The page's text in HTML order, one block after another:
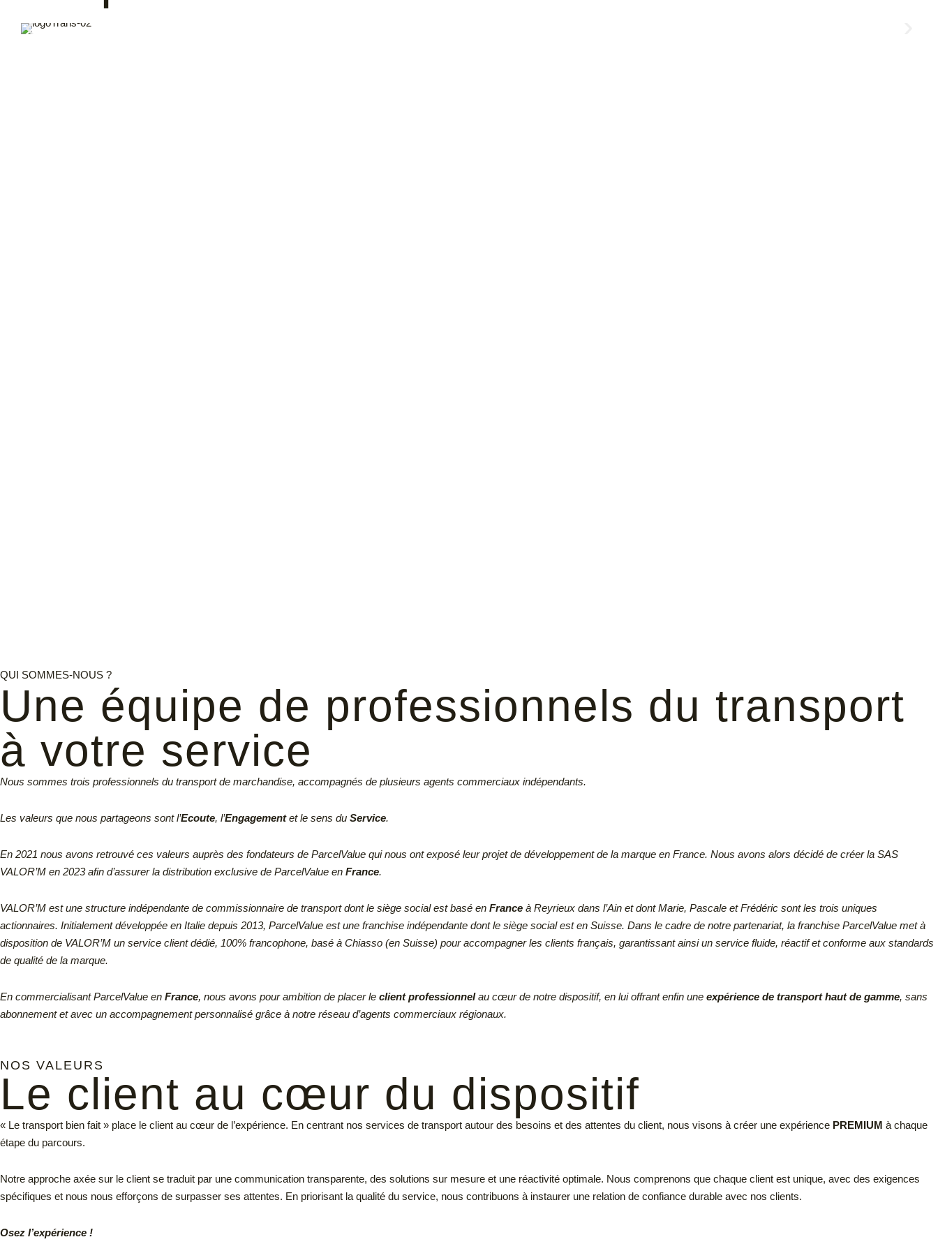
QUI SOMMES-NOUS ?
Une équipe de professionnels du transport
à votre service
Nous sommes trois professionnels du transport de marchandise, accompagnés de plusieurs agents commerciaux indépendants.
Les valeurs que nous partageons sont l’Ecoute, l’Engagementet le sens du Service.
En 2021 nous avons retrouvé ces valeurs auprès des fondateurs de ParcelValue qui nous ont exposé leur projet de développement de la marque en France. Nous avons alors décidé de créer la SAS
VALOR’M en 2023 afin d’assurer la distribution exclusive de ParcelValue en France.
VALOR’M est une structure indépendante de commissionnaire de transport dont le siège social est basé en France à Reyrieux dans l’Ain et dont Marie, Pascale et Frédéric sont les trois uniques
actionnaires. Initialement développée en Italie depuis 2013, ParcelValue est une franchise indépendante dont le siège social est en Suisse. Dans le cadre de notre partenariat, la franchise ParcelValue met à
disposition de VALOR’M un service client dédié, 100% francophone, basé à Chiasso (en Suisse) pour accompagner les clients français, garantissant ainsi un service fluide, réactif et conforme aux standards
de qualité de la marque.
En commercialisant ParcelValue en France, nous avons pour ambition de placer le client professionnelau cœur de notre dispositif, en lui offrant enfin une expérience de transport haut de gamme, sans
abonnement et avec un accompagnement personnalisé grâce à notre réseau d’agents commerciaux régionaux.
NOS VALEURS
Le client au cœur du dispositif
« Le transport bien fait » place le client au cœur de l’expérience. En centrant nos services de transport autour des besoins et des attentes du client, nous visons à créer une expérience PREMIUM à chaque
étape du parcours.
Notre approche axée sur le client se traduit par une communication transparente, des solutions sur mesure et une réactivité optimale. Nous comprenons que chaque client est unique, avec des exigences
spécifiques et nous nous efforçons de surpasser ses attentes. En priorisant la qualité du service, nous contribuons à instaurer une relation de confiance durable avec nos clients.
Osez l’expérience !